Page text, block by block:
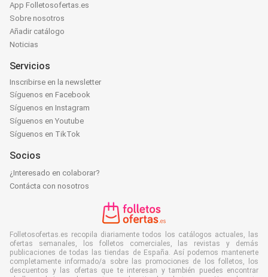
App Folletosofertas.es
Sobre nosotros
Añadir catálogo
Noticias
Servicios
Inscribirse en la newsletter
Síguenos en Facebook
Síguenos en Instagram
Síguenos en Youtube
Síguenos en TikTok
Socios
¿Interesado en colaborar?
Contácta con nosotros
Folletosofertas.es recopila diariamente todos los catálogos actuales, las
ofertas semanales, los folletos comerciales, las revistas y demás
publicaciones de todas las tiendas de España. Así podemos mantenerte
completamente informado/a sobre las promociones de los folletos, los
descuentos y las ofertas que te interesan y también puedes encontrar